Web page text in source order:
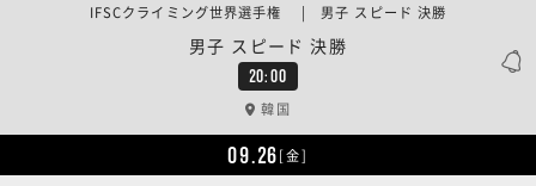
20:00
男子 スピード 決勝
IFSCクライミング世界選手権 | 男子 スピード 決勝
韓国
09.26[金]